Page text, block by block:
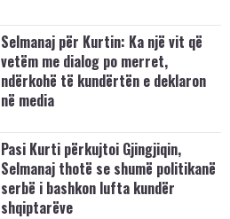
Selmanaj për Kurtin: Ka një vit që
vetëm me dialog po merret,
ndërkohë të kundërtën e deklaron
në media
Pasi Kurti përkujtoi Gjingjiqin,
Selmanaj thotë se shumë politikanë
serbë i bashkon lufta kundër
shqiptarëve